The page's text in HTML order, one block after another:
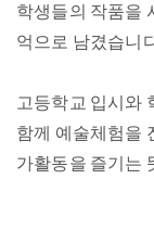
학생들의 작품을
억으로 남겼습니
고등학교 입시와
함께 예술체험을
가활동을 즐기는